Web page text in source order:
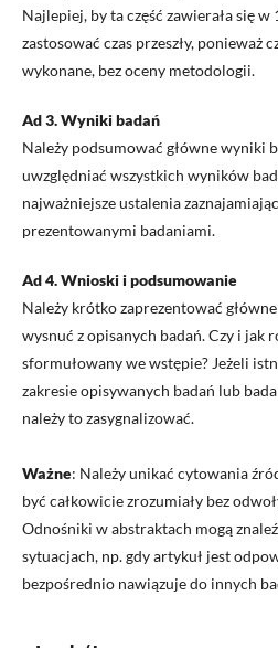
Najlepiej, by ta część zawierała się
zastosować czas przeszły, ponieważ
wykonane, bez oceny metodologii.
Ad 3. Wyniki badań
Należy podsumować główne wyniki
uwzględniać wszystkich wyników
najważniejsze ustalenia
prezentowanymi badaniami.
Ad 4. Wnioski i podsumowanie
Należy krótko zaprezentować
wysnuć z opisanych badań. Czy i jak
sformułowany we wstępie? Jeżeli
zakresie opisywanych badań lub
należy to zasygnalizować.
Ważne: Należy unikać cytowania
być całkowicie zrozumiały bez
Odnośniki w abstraktach mogą
sytuacjach, np. gdy artykuł jest
bezpośrednio nawiązuje do innych